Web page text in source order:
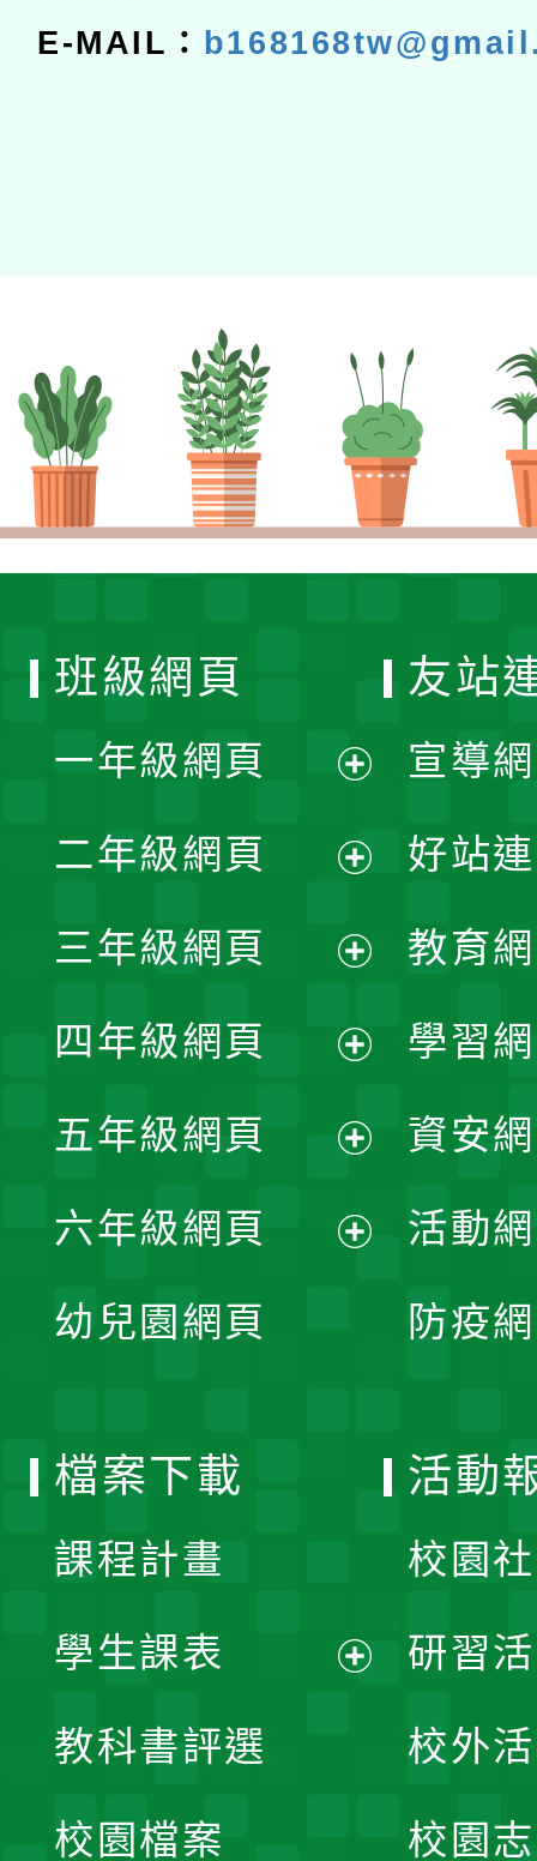
E-MAIL：
班級網頁
一年級網頁
開
選
單
二年級網頁
開
選
單
三年級網頁
開
選
單
四年級網頁
開
選
五年級網頁
開
六年級網頁
幼兒園網頁
友站
宣導
好站
教育
學習
資安
活動
防疫
檔案下載
課程計畫
學生課表
教科書評選
校園檔案
活動
校園
研習
校外
校園